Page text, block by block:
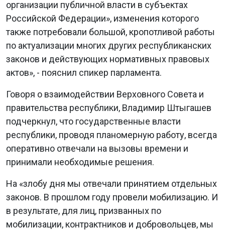
организации публичной власти в субъектах
Российской Федерации», изменения которого
также потребовали большой, кропотливой работы
по актуализации многих других республиканских
законов и действующих нормативных правовых
актов», - пояснил спикер парламента.
Говоря о взаимодействии Верховного Совета и
правительства республики, Владимир Штыгашев
подчеркнул, что государственные власти
республики, проводя планомерную работу, всегда
оперативно отвечали на вызовы времени и
принимали необходимые решения.
На «злобу дня мы отвечали принятием отдельных
законов. В прошлом году провели мобилизацию. И
в результате, для лиц, призванных по
мобилизации, контрактников и добровольцев, мы